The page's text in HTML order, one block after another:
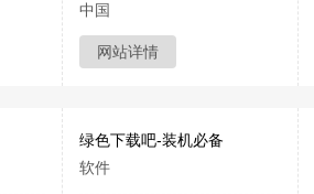
中国
网站详情
绿色下载吧-装机必备
软件